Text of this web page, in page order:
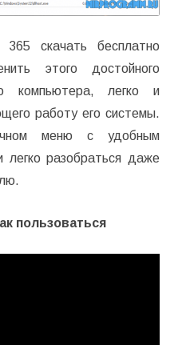
скачать бесплатно
этого достойного
компьютера, легко и
работу его системы.
меню с удобным
легко разобраться даже
пользоваться